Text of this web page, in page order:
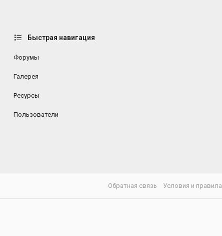
Быстрая навигация
Форумы
Галерея
Ресурсы
Пользователи
Обратная связь Условия и правила